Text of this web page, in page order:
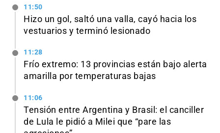
11:50
Hizo un gol, saltó una valla, cayó hacia los
vestuarios y terminó lesionado
11:28
Frío extremo: 13 provincias están bajo alerta
amarilla por temperaturas bajas
11:06
Tensión entre Argentina y Brasil: el canciller
de Lula le pidió a Milei que “pare las